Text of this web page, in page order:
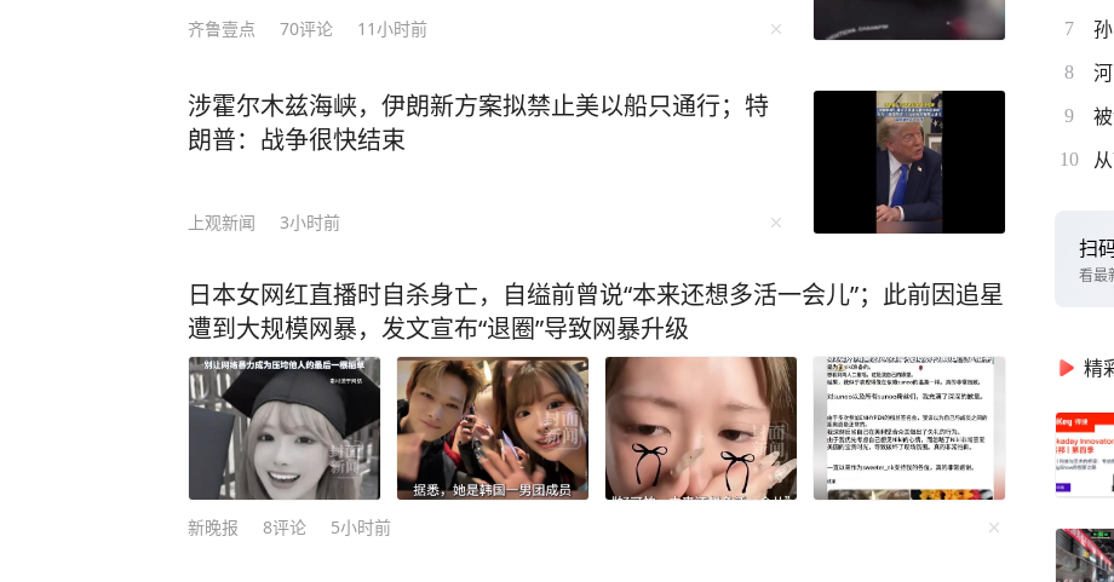
齐鲁壹点 70评论 11小时前
涉霍尔木兹海峡，伊朗新方案拟禁止美以船只通行；特
朗普：战争很快结束
上观新闻 3小时前
日本女网红直播时自杀身亡，自缢前曾说“本来还想多活一会儿”；此前因追星
遭到大规模网暴，发文宣布“退圈”导致网暴升级
新晚报 8评论 5小时前
7
8
9
10
扫
看最
精